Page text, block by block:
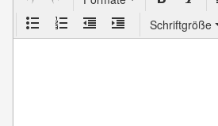
Schriftgröße